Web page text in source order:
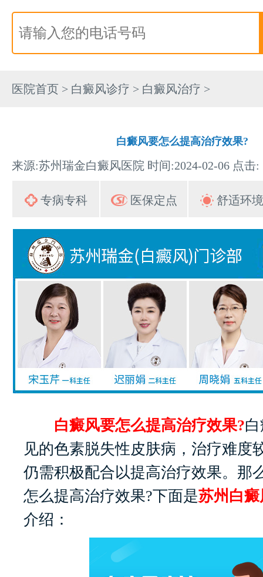
医院首页 > 白癜风诊疗 > 白癜风治疗 >
白癜风要怎么提高治疗效果?
来源:苏州瑞金白癜风医院 时间:2024-02-06 点击:
专病专科 医保定点 舒适环境
白癜风要怎么提高治疗效果?
见的色素脱失性皮肤病，治疗难度
仍需积极配合以提高治疗效果。那
怎么提高治疗效果?下面是苏州白
介绍：